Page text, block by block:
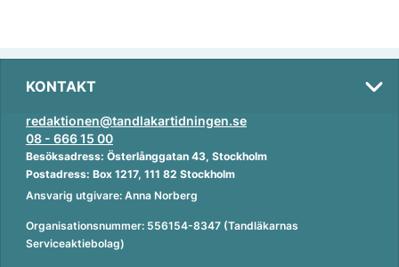
KONTAKT
redaktionen@tandlakartidningen.se
08 - 666 15 00
Besöksadress: Österlånggatan 43, Stockholm
Postadress: Box 1217, 111 82 Stockholm
Ansvarig utgivare: Anna Norberg
Organisationsnummer: 556154-8347 (Tandläkarnas
Serviceaktiebolag)